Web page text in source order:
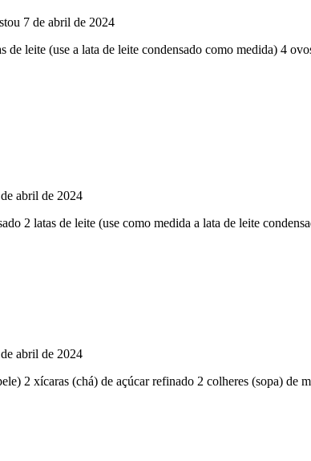
7 de abril de 2024
leite (use a lata de leite condensado como medida) 4
abril de 2024
2 latas de leite (use como medida a lata de leite
abril de 2024
2 xícaras (chá) de açúcar refinado 2 colheres (sopa) de